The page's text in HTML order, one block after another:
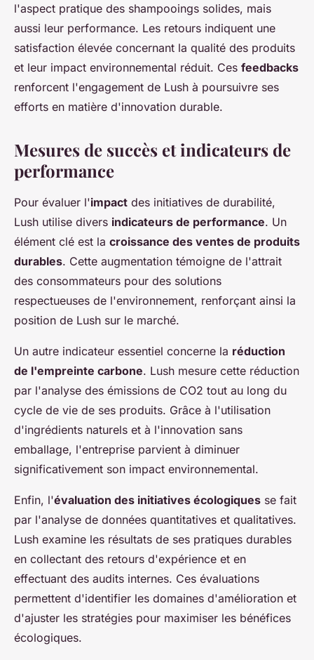
l'aspect pratique des shampooings solides, mais
aussi leur performance. Les retours indiquent une
satisfaction élevée concernant la qualité des produits
et leur impact environnemental réduit. Ces feedbacks
renforcent l'engagement de Lush à poursuivre ses
efforts en matière d'innovation durable.
Mesures de succès et indicateurs de
performance
Pour évaluer l'impact des initiatives de durabilité,
Lush utilise divers indicateurs de performance. Un
élément clé est la croissance des ventes de produits
durables. Cette augmentation témoigne de l'attrait
des consommateurs pour des solutions
respectueuses de l'environnement, renforçant ainsi la
position de Lush sur le marché.
Un autre indicateur essentiel concerne la réduction
de l'empreinte carbone. Lush mesure cette réduction
par l'analyse des émissions de CO2 tout au long du
cycle de vie de ses produits. Grâce à l'utilisation
d'ingrédients naturels et à l'innovation sans
emballage, l'entreprise parvient à diminuer
significativement son impact environnemental.
Enfin, l'évaluation des initiatives écologiques se fait
par l'analyse de données quantitatives et qualitatives.
Lush examine les résultats de ses pratiques durables
en collectant des retours d'expérience et en
effectuant des audits internes. Ces évaluations
permettent d'identifier les domaines d'amélioration et
d'ajuster les stratégies pour maximiser les bénéfices
écologiques.